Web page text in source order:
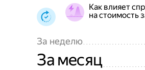
Как влияет
на стоимость
За неделю
За месяц